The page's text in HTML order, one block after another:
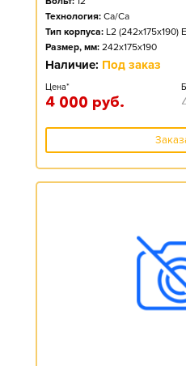
Технология: Ca/Ca
Тип корпуса: L2 (242x175x190)
Размер, мм: 242x175x190
Наличие: Под заказ
Цена*
4 000 руб.